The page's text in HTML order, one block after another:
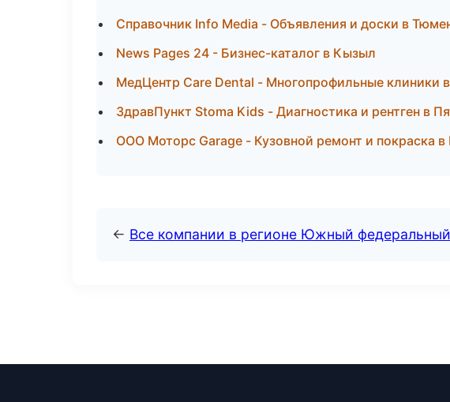
Справочник Info Media - Объявления и доски в
News Pages 24 - Бизнес-каталог в Кызыл
МедЦентр Care Dental - Многопрофильные клиники
ЗдравПункт Stoma Kids - Диагностика и рентген в
ООО Моторс Garage - Кузовной ремонт и покраска в
← Все компании в регионе Южный